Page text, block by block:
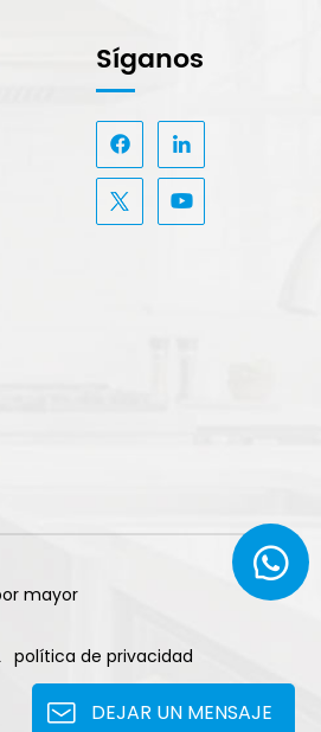
Síganos
mayor
política de privacidad
DEJAR UN MENSAJE